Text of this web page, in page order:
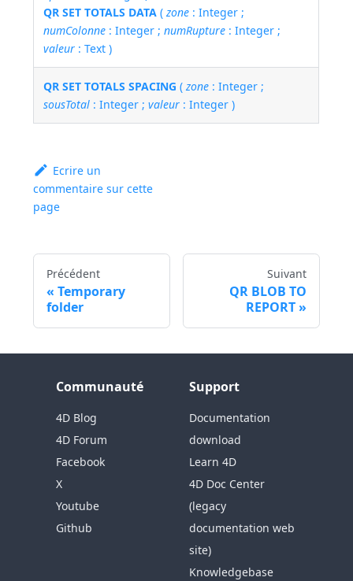
QR SET TOTALS DATA (zone : Integer ;
numColonne : Integer ;numRupture : Integer ;
valeur : Text )
QR SET TOTALS SPACING (zone : Integer ;
sousTotal : Integer ;valeur : Integer )
Ecrire un
commentaire sur cette
page
Précédent
Temporary
folder
Suivant
QR BLOB TO
REPORT
Communauté
4D Blog
4D Forum
Facebook
X
Youtube
Github
Support
Documentation
download
Learn 4D
4D Doc Center
(legacy
documentation web
site)
Knowledgebase